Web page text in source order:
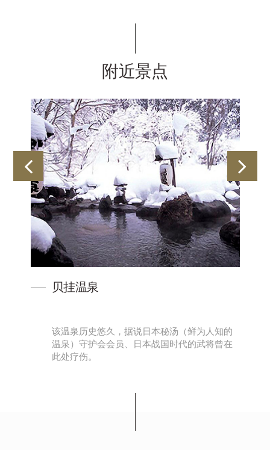
附近景点
贝挂温泉
该温泉历史悠久，据说日本秘汤（鲜为人知的
温泉）守护会会员、日本战国时代的武将曾在
此处疗伤。